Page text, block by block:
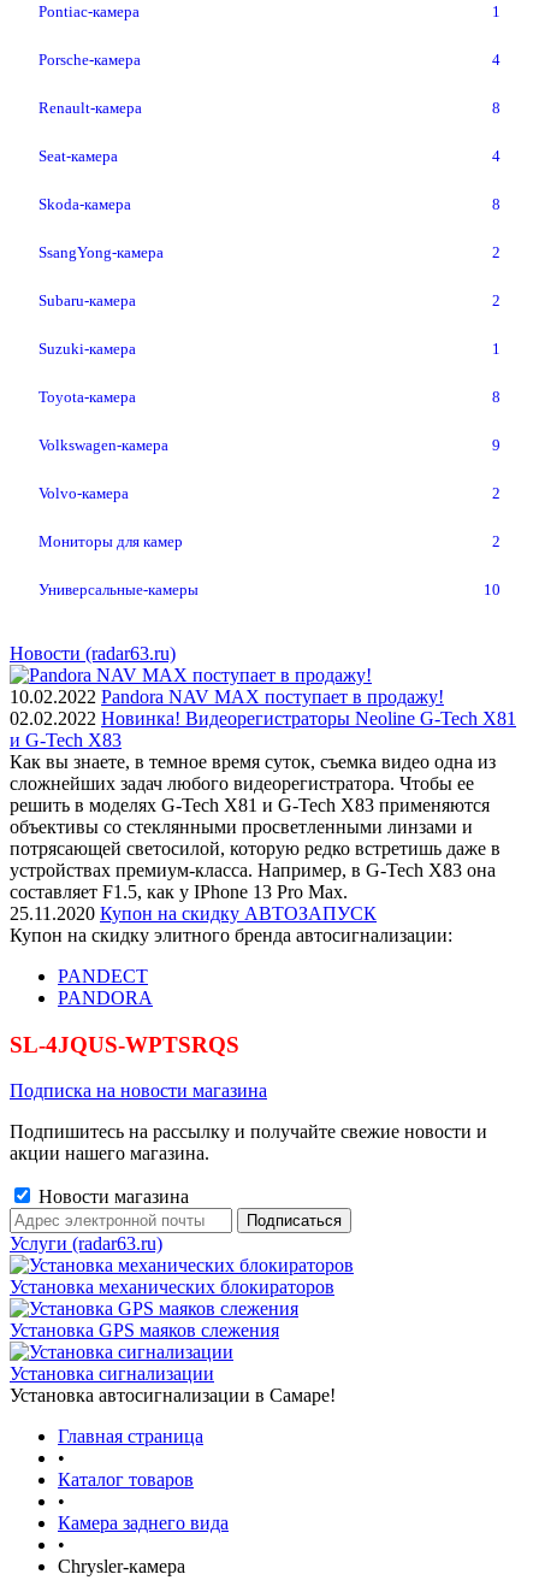
Pontiac-камера 1
Porsche-камера 4
Renault-камера 8
Seat-камера 4
Skoda-камера 8
SsangYong-камера 2
Subaru-камера 2
Suzuki-камера 1
Toyota-камера 8
Volkswagen-камера 9
Volvo-камера 2
Мониторы для камер 2
Универсальные-камеры 10
Новости (radar63.ru)
10.02.2022 Pandora NAV MAX поступает в продажу!
02.02.2022 Новинка! Видеорегистраторы Neoline G-Tech X81
и G-Tech X83
Как вы знаете, в темное время суток, съемка видео одна из
сложнейших задач любого видеорегистратора. Чтобы ее
решить в моделях G-Tech X81 и G-Tech X83 применяются
объективы со стеклянными просветленными линзами и
потрясающей светосилой, которую редко встретишь даже в
устройствах премиум-класса. Например, в G-Tech X83 она
составляет F1.5, как у IPhone 13 Pro Max.
25.11.2020 Купон на скидку АВТОЗАПУСК
Купон на скидку элитного бренда автосигнализации:
PANDECT
PANDORA
SL-4JQUS-WPTSRQS
Подписка на новости магазина
Подпишитесь на рассылку и получайте свежие новости и
акции нашего магазина.
Новости магазина
Услуги (radar63.ru)
Установка механических блокираторов
Установка GPS маяков слежения
Установка сигнализации
Установка автосигнализации в Самаре!
Главная страница
•
Каталог товаров
•
Камера заднего вида
•
Chrysler-камера